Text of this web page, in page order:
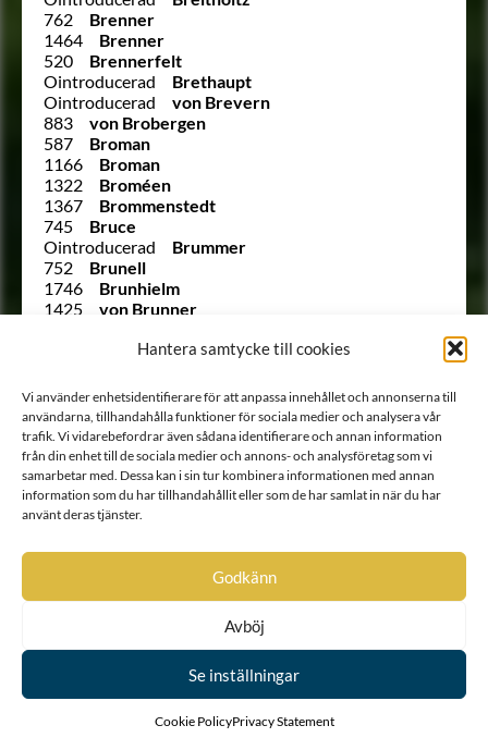
Hantera samtycke till cookies
Vi använder enhetsidentifierare för att anpassa innehållet och annonserna till
användarna, tillhandahålla funktioner för sociala medier och analysera vår
trafik. Vi vidarebefordrar även sådana identifierare och annan information
från din enhet till de sociala medier och annons- och analysföretag som vi
samarbetar med. Dessa kan i sin tur kombinera informationen med annan
information som du har tillhandahållit eller som de har samlat in när du har
använt deras tjänster.
Godkänn
Avböj
Se inställningar
Cookie PolicyPrivacy Statement
762
Brenner
1464
Brenner
520
Brennerfelt
Ointroducerad
Brethaupt
Ointroducerad
von Brevern
883
von Brobergen
587
Broman
1166
Broman
1322
Broméen
1367
Brommenstedt
745
Bruce
Ointroducerad
Brummer
752
Brunell
1746
Brunhielm
1425
von Brunner
von Bruse
288
Bråkenhusen
392
Bråkensköld
954
Bråkensköld
932
von Brömssen
345
Bröstfelt
878
Buchner
68
von Buchwaldt
1448
Bunge
614
Burensköld
von Burghausen
von Burguer
1296
von Burman
Ointroducerad
Burmeister